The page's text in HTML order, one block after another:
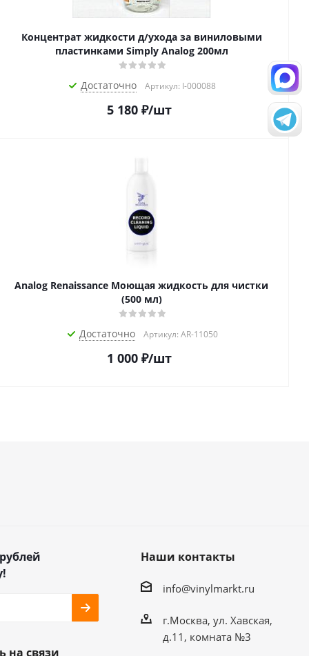
Концентрат жидкости д/ухода за виниловыми
пластинками Simply Analog 200мл
Достаточно Артикул: I-000088
5 180₽/шт
Analog Renaissance Моющая жидкость для чистки
(500 мл)
Достаточно Артикул: AR-11050
1 000₽/шт
на связи
Наши контакты
info@vinylmarkt.ru
г.Москва, ул. Хавская,
д.11, комната №3